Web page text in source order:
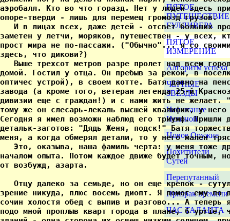
ПЯТОЕ
ПУТЕШЕСТВИЕ
ГУЛЛИВЕРА
ПЯТОЕ
ИЗМЕРЕНИЕ
Алгоритм успеха
ЧЕРНЫЕ
ЗВЕЗДЫ
Испытание
Истиной
Новое Оружие
Похитители
Сутей
Перепутанный
Призрак времени
ЧАС ТАЛАНТА